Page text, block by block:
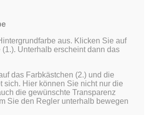
aus. Klicken Sie auf
Unterhalb erscheint dann das
das Farbkästchen (2.) und die
sich. Hier können Sie nicht nur die
die gewünschte Transparenz
Sie den Regler unterhalb bewegen